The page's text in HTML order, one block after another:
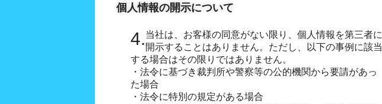
個人情報の開示について
4.当社は、お客様の同意がない限り、個人情報を第三者に 開示することはありません。ただし、以下の事例に該当
する場合はその限りではありません。
・法令に基づき裁判所や警察等の公的機関から要請があっ
た場合
・法令に特別の規定がある場合